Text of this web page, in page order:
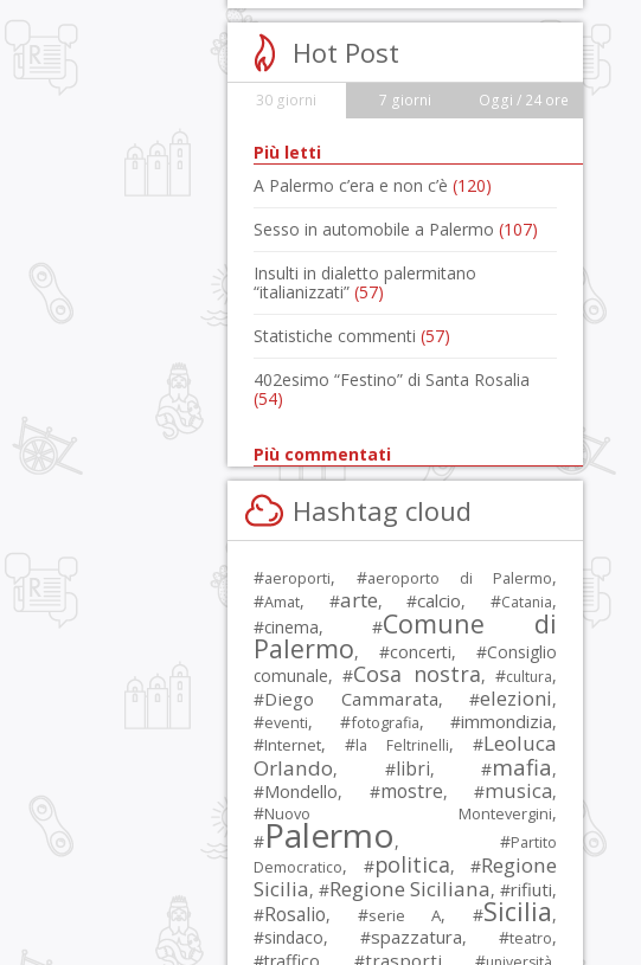
Hot Post
30 giorni 7 giorni Oggi / 24 ore
Più letti
A Palermo c’era e non c’è (120)
Sesso in automobile a Palermo (107)
Insulti in dialetto palermitano
“italianizzati” (57)
Statistiche commenti (57)
402esimo “Festino” di Santa Rosalia
(54)
Più commentati
Hashtag cloud
#aeroporti, #aeroporto di Palermo,
#Amat, #arte, #calcio, #Catania,
#cinema, #Comune di
Palermo, #concerti, #Consiglio
comunale, #Cosa nostra, #cultura,
#Diego Cammarata, #elezioni,
#eventi, #fotografia, #immondizia,
#Internet, #la Feltrinelli, #Leoluca
Orlando, #libri, #mafia,
#Mondello, #mostre, #musica,
#Nuovo Montevergini,
#Palermo, #Partito
Democratico, #politica, #Regione
Sicilia, #Regione Siciliana, #rifiuti,
#Rosalio, #serie A, #Sicilia,
#sindaco, #spazzatura, #teatro,
trasporti